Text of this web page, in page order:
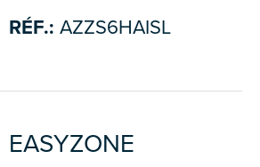
RÉF.: AZZS6HAISL
EASYZONE